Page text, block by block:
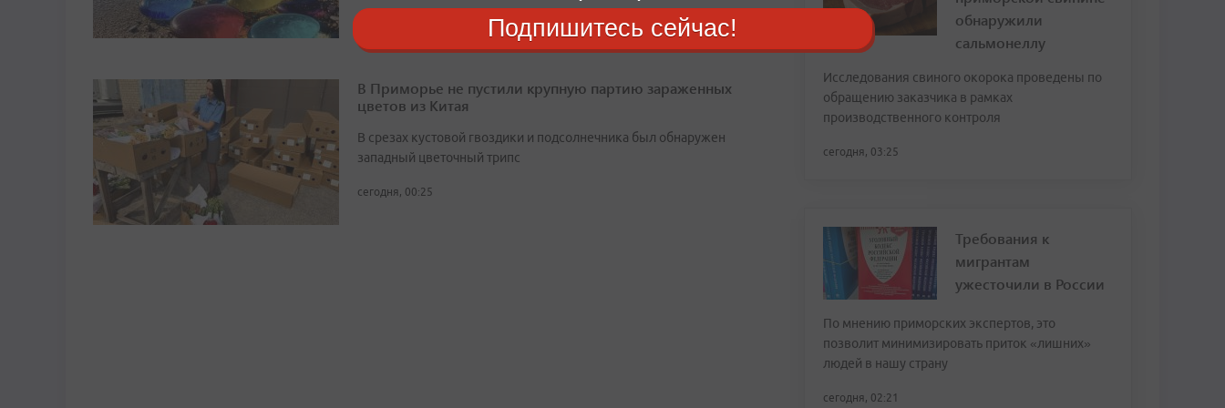
В Приморье не пустили крупную партию зараженных
цветов из Китая
В срезах кустовой гвоздики и подсолнечника был обнаружен
западный цветочный трипс
сегодня, 00:25
обнаружили
сальмонеллу
Исследования свиного окорока проведены по
обращению заказчика в рамках
производственного контроля
сегодня, 03:25
Требования к
мигрантам
ужесточили в России
По мнению приморских экспертов, это
позволит минимизировать приток «лишних»
людей в нашу страну
сегодня, 02:21
Подпишитесь сейчас!